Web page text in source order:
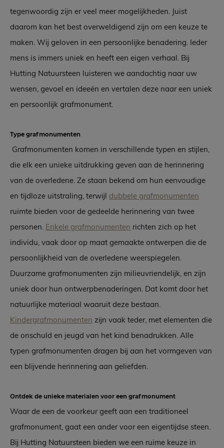
tegenwoordig zijn er veel meer mogelijkheden. Juist
daarom kan het best overweldigend zijn om een keuze te
maken. Wij geloven in een persoonlijke benadering. Ieder
mens is immers uniek en heeft een eigen verhaal. Bij
Hutting Natuursteen luisteren we aandachtig naar uw
wensen, gevoel en ideeën en vertalen deze naar een uniek
en persoonlijk grafmonument.
Type grafmonumenten
Grafmonumenten komen in verschillende typen en stijlen,
die elk een unieke uitdrukking geven aan de herinnering
van de overledene. Ze staan bekend om hun eenvoudige
en tijdloze uitstraling, terwijl dubbele grafmonumenten
ruimte bieden voor de gedeelde herinnering van twee
personen. Enkele grafmonumenten richten zich op het
individu, vaak door op maat gemaakte ontwerpen die de
persoonlijkheid van de overledene weerspiegelen.
Duurzame grafmonumenten zijn milieuvriendelijk, en zijn
uniek door hun ontwerpbenaderingen. Dat komt door het
natuurlijke materiaal waaruit deze bestaan.
Kindergrafmonumenten zijn vaak teder, met elementen die
de onschuld en jeugd van het kind benadrukken. Alle
typen grafmonumenten dragen bij aan het vormgeven van
een blijvende herinnering aan geliefden.
Ontdek de unieke materialen voor een grafmonument
Waar de een de voorkeur geeft aan een traditioneel
grafmonument, gaat een ander voor een eigentijdse steen.
Bij Hutting Natuursteen bieden we een ruime keuze in